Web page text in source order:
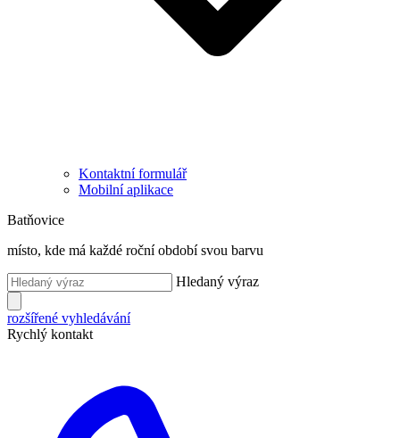
Kontaktní formulář
Mobilní aplikace
Batňovice
místo, kde má každé roční období svou barvu
Hledaný výraz
rozšířené vyhledávání
Rychlý kontakt